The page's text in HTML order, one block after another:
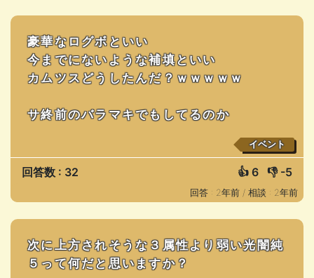
豪華なログボといい
今までにないような補填といい
カムツスどうしたんだ？ｗｗｗｗｗ
サ終前のバラマキでもしてるのか
イベント
回答数 : 32 👍 6 👎 -5
回答 : 2年前 / 相談 : 2年前
次に上方されそうな３属性より弱い光闇純
５って何だと思いますか？